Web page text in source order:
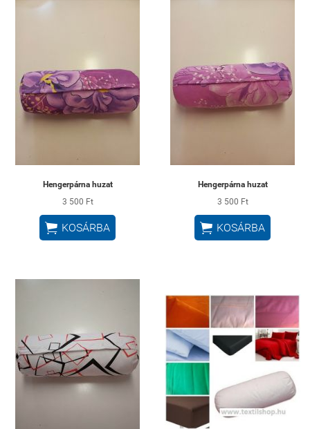
Hengerpárna huzat
3 500 Ft
 KOSÁRBA
Hengerpárna huzat
3 500 Ft
 KOSÁRBA